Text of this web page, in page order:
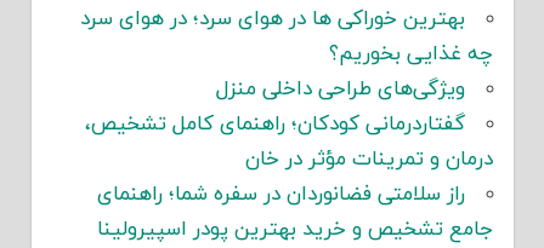
بهترین خوراکی ها در هوای سرد؛ در هوای سرد
چه غذایی بخوریم؟
ویژگی‌های طراحی داخلی منزل
گفتاردرمانی کودکان؛ راهنمای کامل تشخیص،
درمان و تمرینات مؤثر در خان
راز سلامتی فضانوردان در سفره شما؛ راهنمای
جامع تشخیص و خرید بهترین پودر اسپیرولینا